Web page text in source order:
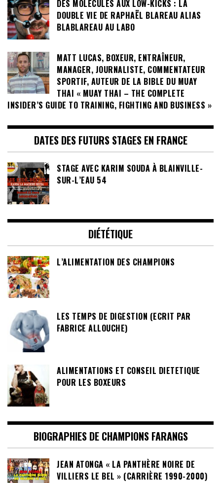
DES MOLÉCULES AUX LOW-KICKS : LA
DOUBLE VIE DE RAPHAËL BLAREAU ALIAS
BLABLAREAU AU LABO
MATT LUCAS, BOXEUR, ENTRAÎNEUR,
MANAGER, JOURNALISTE, COMMENTATEUR
SPORTIF, AUTEUR DE LA BIBLE DU MUAY
THAI « MUAY THAI – THE COMPLETE
INSIDER’S GUIDE TO TRAINING, FIGHTING AND BUSINESS »
DATES DES FUTURS STAGES EN FRANCE
STAGE AVEC KARIM SOUDA À BLAINVILLE-
SUR-L’EAU 54
DIÉTÉTIQUE
L’ALIMENTATION DES CHAMPIONS
LES TEMPS DE DIGESTION (ECRIT PAR
FABRICE ALLOUCHE)
ALIMENTATIONS ET CONSEIL DIETETIQUE
POUR LES BOXEURS
BIOGRAPHIES DE CHAMPIONS FARANGS
JEAN ATONGA « LA PANTHÈRE NOIRE DE
VILLIERS LE BEL » (CARRIÈRE 1990-2000)